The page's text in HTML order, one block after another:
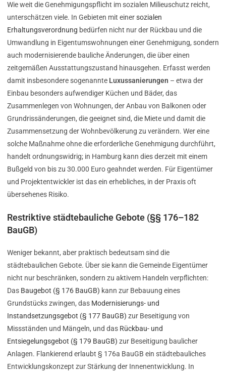
Wie weit die Genehmigungspflicht im sozialen Milieuschutz reicht,
unterschätzen viele. In Gebieten mit einersozialen
Erhaltungsverordnung bedürfen nicht nur der Rückbau und die
Umwandlung in Eigentumswohnungen einer Genehmigung, sondern
auch modernisierende bauliche Änderungen, die über einen
zeitgemäßen Ausstattungszustand hinausgehen. Erfasst werden
damit insbesondere sogenannte Luxussanierungen – etwa der
Einbau besonders aufwendiger Küchen und Bäder, das
Zusammenlegen von Wohnungen, der Anbau von Balkonen oder
Grundrissänderungen, die geeignet sind, die Miete und damit die
Zusammensetzung der Wohnbevölkerung zu verändern. Wer eine
solche Maßnahme ohne die erforderliche Genehmigung durchführt,
handelt ordnungswidrig; in Hamburg kann dies derzeit mit einem
Bußgeld von bis zu 30.000 Euro geahndet werden. Für Eigentümer
und Projektentwickler ist das ein erhebliches, in der Praxis oft
übersehenes Risiko.
Restriktive städtebauliche Gebote (§§ 176–182
BauGB)
Weniger bekannt, aber praktisch bedeutsam sind die
städtebaulichen Gebote. Über sie kann die Gemeinde Eigentümer
nicht nur beschränken, sondern zu aktivem Handeln verpflichten:
Das Baugebot (§ 176 BauGB) kann zur Bebauung eines
Grundstücks zwingen, das Modernisierungs- und
Instandsetzungsgebot (§ 177 BauGB) zur Beseitigung von
Missständen und Mängeln, und das Rückbau- und
Entsiegelungsgebot (§ 179 BauGB) zur Beseitigung baulicher
Anlagen. Flankierend erlaubt § 176a BauGB ein städtebauliches
Entwicklungskonzept zur Stärkung der Innenentwicklung. In